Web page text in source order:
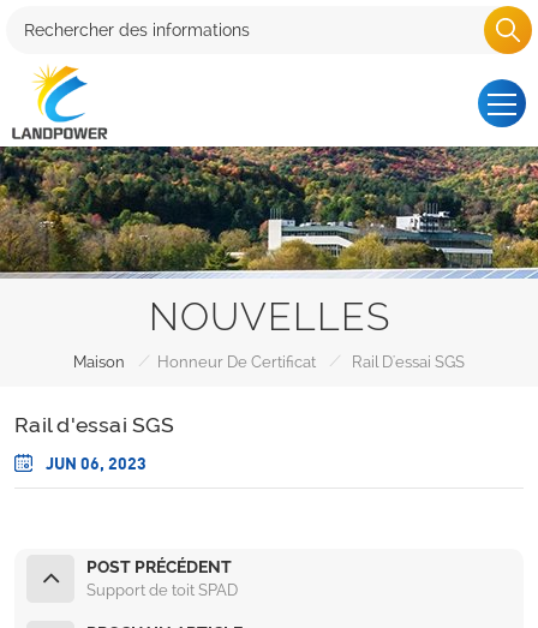
NOUVELLES
Maison / Honneur De Certificat / Rail D'essai SGS
Rail d'essai SGS
JUN 06, 2023
POST PRÉCÉDENT
Support de toit SPAD